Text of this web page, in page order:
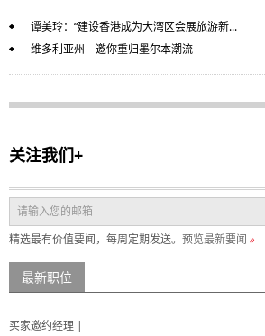
谭美玲：“建设香港成为大湾区会展旅游新...
维多利亚州—邀你重归墨尔本潮流
关注我们+
精选最有价值要闻，每周定期发送。 预览最新要闻 »
最新职位
买家邀约经理 |